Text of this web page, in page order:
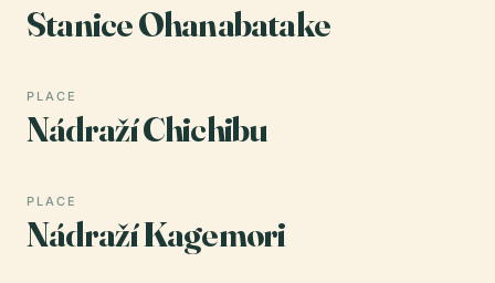
Stanice Ohanabatake
PLACE
Nádraží Chichibu
PLACE
Nádraží Kagemori